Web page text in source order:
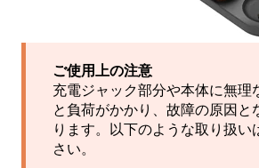
ご使用上の注意
充電ジャック部分や本体に無理
と負荷がかかり、故障の原因と
ります。以下のような取り扱い
さい。